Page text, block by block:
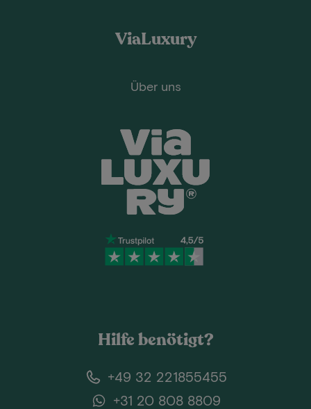
ViaLuxury
Über uns
Hilfe benötigt?
+49 32 221855455
+31 20 808 8809